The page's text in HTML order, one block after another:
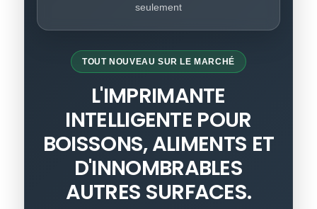
TOUT NOUVEAU SUR LE MARCHÉ
L'IMPRIMANTE
INTELLIGENTE POUR
BOISSONS, ALIMENTS ET
D'INNOMBRABLES
AUTRES SURFACES.
seulement